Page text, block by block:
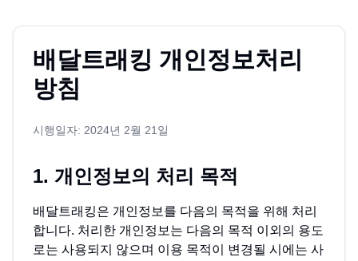
배달트래킹 개인정보처리
방침
시행일자: 2024년 2월 21일
1. 개인정보의 처리 목적
배달트래킹은 개인정보를 다음의 목적을 위해 처리
합니다. 처리한 개인정보는 다음의 목적 이외의 용도
로는 사용되지 않으며 이용 목적이 변경될 시에는 사